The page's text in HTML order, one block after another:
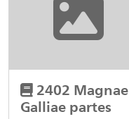
2402 Magnae
Galliae partes